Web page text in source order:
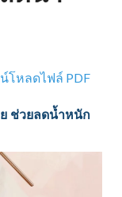
โหลดไฟล์ PDF
ช่วยลดน้ำหนัก